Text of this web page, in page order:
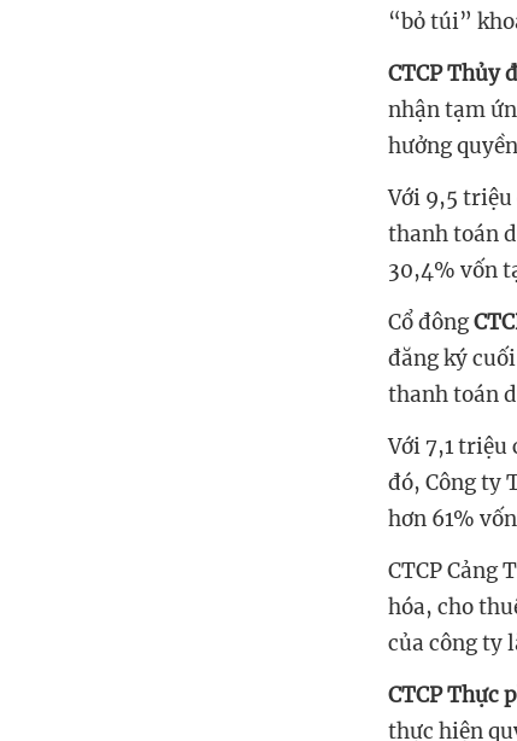
“bỏ túi”
CTCP Thủy
nhận tạm
hưởng
Với 9,5 triệu
thanh toán
30,4% vốn
Cổ đông
đăng ký
thanh toán
Với 7,1 triệu
đó, Công ty
hơn 61%
CTCPCảng
hóa, cho
của công ty
CTCP Thực
thực hiện